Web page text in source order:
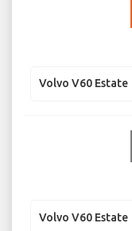
Volvo V60 Estate
Volvo V60 Estate